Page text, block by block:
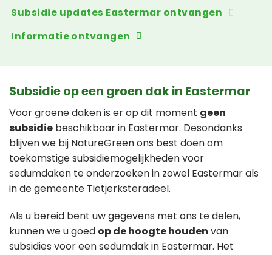
Subsidie updates Eastermar ontvangen
Informatie ontvangen
Subsidie op een groen dak in Eastermar
Voor groene daken is er op dit moment geen
subsidie beschikbaar in Eastermar. Desondanks
blijven we bij NatureGreen ons best doen om
toekomstige subsidiemogelijkheden voor
sedumdaken te onderzoeken in zowel Eastermar als
in de gemeente Tietjerksteradeel.
Als u bereid bent uw gegevens met ons te delen,
kunnen we u goed op de hoogte houden van
subsidies voor een sedumdak in Eastermar. Het